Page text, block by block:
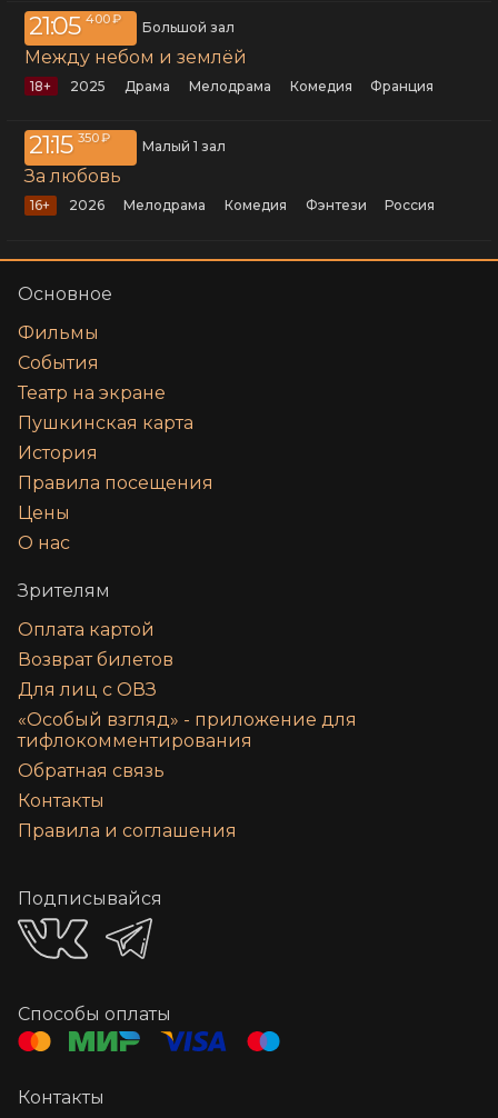
21:05 400 ₽ Большой зал
Между небом и землёй
18+ 2025 драма мелодрама комедия Франция
21:15 350 ₽ Малый 1 зал
За любовь
16+ 2026 мелодрама комедия фэнтези Россия
Основное
Фильмы
События
Театр на экране
Пушкинская карта
История
Правила посещения
Цены
О нас
Зрителям
Оплата картой
Возврат билетов
Для лиц с ОВЗ
«‎Особый взгляд» - приложение для
тифлокомментирования
Обратная связь
Контакты
Правила и соглашения
Подписывайся
Способы оплаты
Контакты